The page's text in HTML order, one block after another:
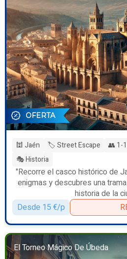
OFERTA
🕍 Jaén 🏷️ Street Escape 👥 1-
🎭 Historia
"Recorre el casco histórico de
enigmas y descubres una
historia de la
Desde 15 €/p
El Torneo Mágico De Úbeda